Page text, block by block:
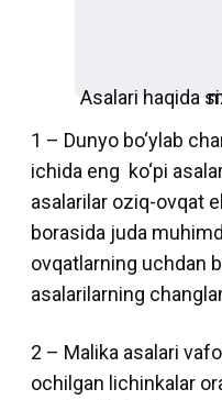
1 – Dunyo bo‘ylab
ichida eng ko‘pi
asalarilar oziq-ovqat
borasida juda
ovqatlarning uchdan
asalarilarning
2 – Malika asalari
ochilgan lichinkalar